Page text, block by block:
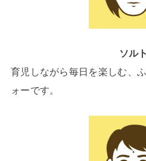
ソルト
育児しながら毎日を楽しむ、
ォーです。